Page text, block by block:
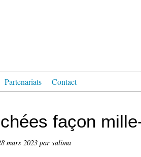
Partenariats Contact
façon
mars 2023 par salima